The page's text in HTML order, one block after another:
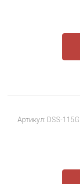
Артикул: DSS-115G